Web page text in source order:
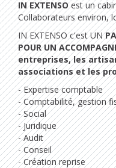
IN EXTENSOest un
Collaborateurs environ,
IN EXTENSO c'est UN
POUR UN
entreprises, les
associations et les
- Expertise comptable
- Comptabilité, gestion
- Social
- Juridique
- Audit
- Conseil
- Création reprise